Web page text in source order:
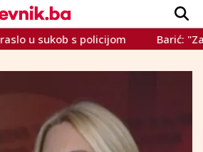
VIJESTI
SPORT
INTERVIEW
TEME
CRNA KRONIKA
LIFESTYLE
© Dnevnik.ba 2023.
s policijom Barić: "Za